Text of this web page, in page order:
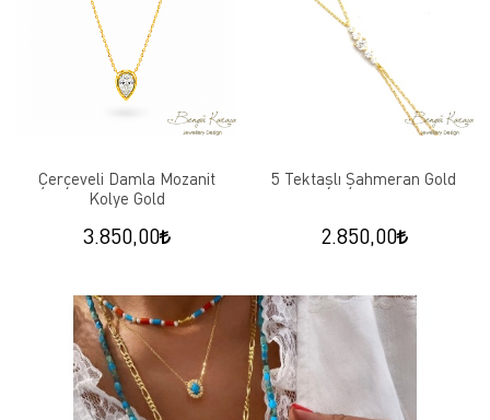
Çerçeveli Damla Mozanit
Kolye Gold
3.850,00
5 Tektaşlı Şahmeran Gold
2.850,00